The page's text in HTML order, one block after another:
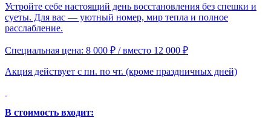
Устройте себе настоящий день восстановления без спешки и
суеты. Для вас — уютный номер, мир тепла и полное
расслабление.
Специальная цена: 8 000 ₽ / вместо 12 000 ₽
Акция действует с пн. по чт. (кроме праздничных дней)
В стоимость входит: